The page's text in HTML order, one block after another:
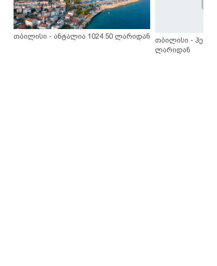
თბილისი - ანტალია 1024.50 ლარიდან
თბილისი -
ლარიდან